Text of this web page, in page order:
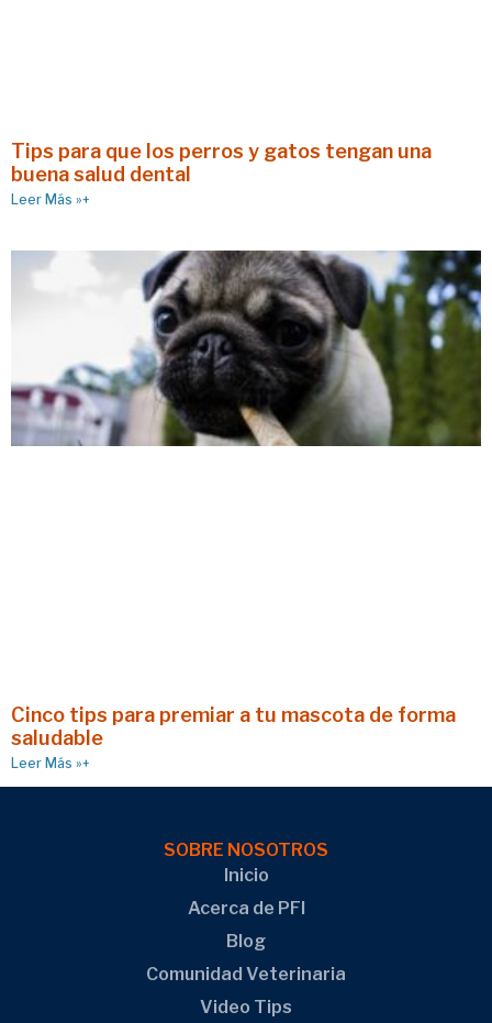
Tips para que los perros y gatos tengan una
buena salud dental
Leer Más »+
Cinco tips para premiar a tu mascota de forma
saludable
Leer Más »+
SOBRE NOSOTROS
Inicio
Acerca de PFI
Blog
Comunidad Veterinaria
Video Tips